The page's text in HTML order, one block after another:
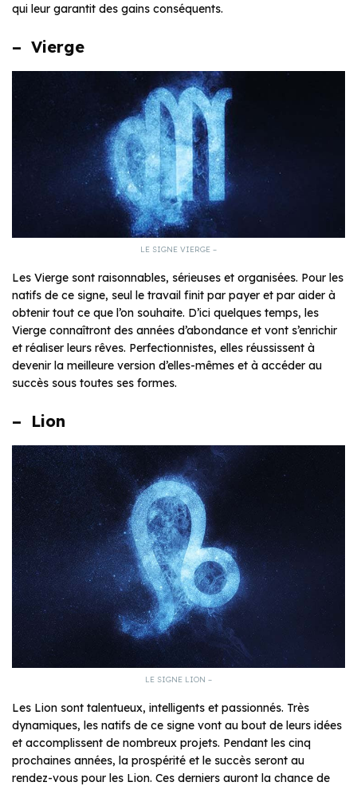
qui leur garantit des gains conséquents.
– Vierge
LE SIGNE VIERGE –
Les Vierge sont raisonnables, sérieuses et organisées. Pour les
natifs de ce signe, seul le travail finit par payer et par aider à
obtenir tout ce que l’on souhaite. D’ici quelques temps, les
Vierge connaîtront des années d’abondance et vont s’enrichir
et réaliser leurs rêves. Perfectionnistes, elles réussissent à
devenir la meilleure version d’elles-mêmes et à accéder au
succès sous toutes ses formes.
– Lion
LE SIGNE LION –
Les Lion sont talentueux, intelligents et passionnés. Très
dynamiques, les natifs de ce signe vont au bout de leurs idées
et accomplissent de nombreux projets. Pendant les cinq
prochaines années, la prospérité et le succès seront au
rendez-vous pour les Lion. Ces derniers auront la chance de